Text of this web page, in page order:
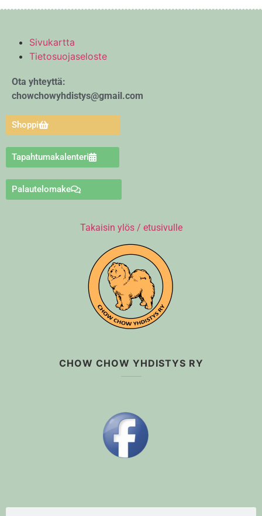
Sivukartta
Tietosuojaseloste
Ota yhteyttä:
chowchowyhdistys@gmail.com
Shoppi
Tapahtumakalenteri
Palautelomake
Takaisin ylös / etusivulle
CHOW CHOW YHDISTYS RY